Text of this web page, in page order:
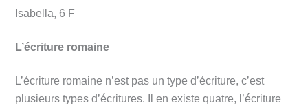
Isabella, 6 F
L’écriture romaine
L’écriture romaine n’est pas un type d’écriture, c’est
plusieurs types d’écritures. Il en existe quatre, l’écriture